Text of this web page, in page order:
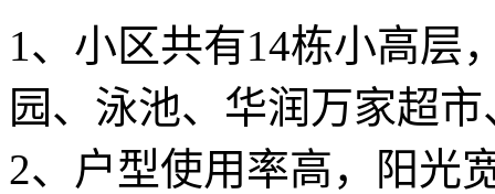
1、小区共有14栋小高层
园、泳池、华润万家超
2、户型使用率高，阳光